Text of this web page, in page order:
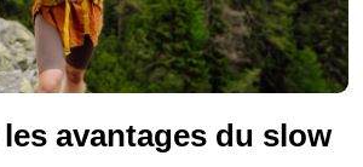
avantages du slow